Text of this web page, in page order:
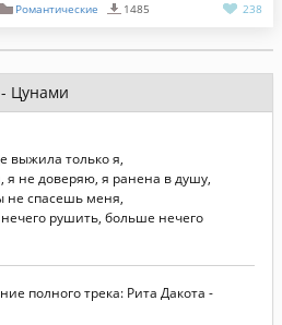
Романтические 1485 238
Цунами
выжила только я,
не доверяю, я ранена в душу,
не спасешь меня,
рушить, больше нечего
полного трека: Рита Дакота -